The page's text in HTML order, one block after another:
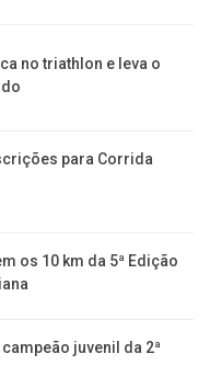
no triathlon e leva o
para Corrida
os 10 km da 5ª Edição
juvenil da 2ª